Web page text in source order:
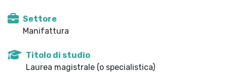
Settore
Manifattura
Titolo di studio
Laurea magistrale (o specialistica)